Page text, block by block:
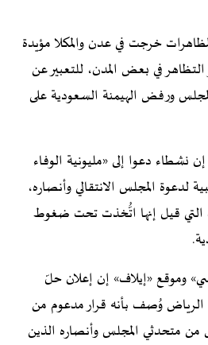
خرجت في عدن والمكلا مؤيدة
في بعض المدن، للتعبير عن
ورفض الهيمنة السعودية على
نشطاء دعوا إلى «مليونية الوفاء
لدعوة المجلس الانتقالي وأنصاره،
التي قيل إنها اتُّخذت تحت ضغوط
سي» وموقع «إيلاف» إن إعلان حلّ
الرياض وُصف بأنه قرار مدعوم من
متحدثي المجلس وأنصاره الذين